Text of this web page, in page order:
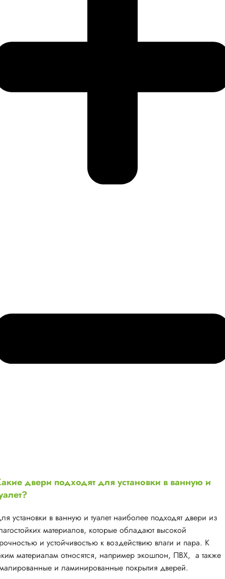
двери подходят для установки в ванную и
установки в ванную и туалет наиболее подходят двери из
материалов, которые обладают высокой
и устойчивостью к воздействию влаги и пара. К
материалам относятся, например экошпон, ПВХ, а также
и ламинированные покрытия дверей.